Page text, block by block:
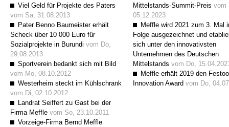
Viel Geld für Projekte des Paters
vom Sa, 31.08.2013
Pater Benno Baumeister erhält
Scheck über 10 000 Euro für
Sozialprojekte in Burundi vom Do,
29.08.2013
Sportverein bedankt sich mit Bild
vom Mo, 08.10.2012
Westerheim steckt im Kühlschrank
vom Di, 02.10.2012
Landrat Seiffert zu Gast bei der
Firma Meffle vom So, 23.10.2011
Vorzeige-Firma Bernd Meffle
Mittelstands-Summit-Preis vom
05.12.2023
Meffle wird 2021 zum 3. Mal
Folge ausgezeichnet und
sich unter den innovativsten
Unternehmen des Deutschen
Mittelstands vom Do,
Meffle erhält 2019 den
Innovation Award vom Do,